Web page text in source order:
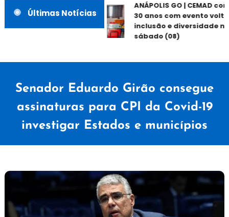
Últimas Notícias
ANÁPOLIS GO | CEMAD
30 anos com evento
inclusão e diversidade
sábado (08)
Senador Eduardo Girão consegue
assinaturas para CPI da Covid-19
investigar Estados e municípios